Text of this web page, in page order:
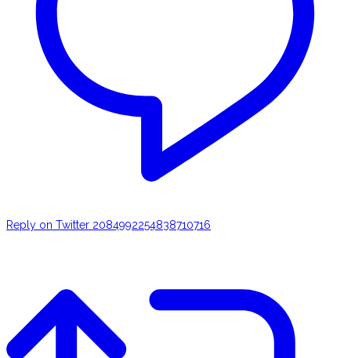
Reply on Twitter 2084992254838710716